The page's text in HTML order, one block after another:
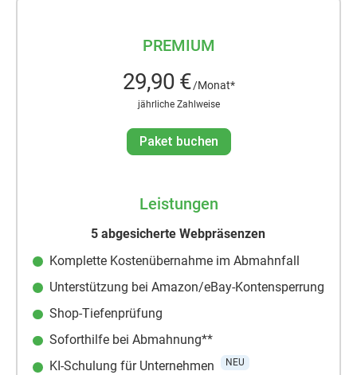
PREMIUM
29,90 €/Monat*
jährliche Zahlweise
Paket buchen
Leistungen
5 abgesicherte Webpräsenzen
Komplette Kostenübernahme im Abmahnfall
Unterstützung bei Amazon/eBay-Kontensperrung
Shop-Tiefenprüfung
Soforthilfe bei Abmahnung**
KI-Schulung für Unternehmen
NEU